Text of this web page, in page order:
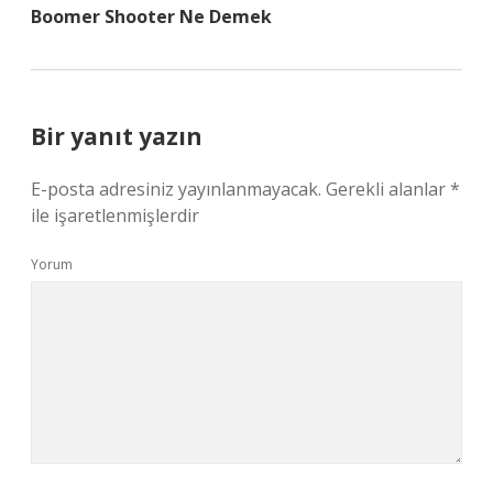
Boomer Shooter Ne Demek
Bir yanıt yazın
E-posta adresiniz yayınlanmayacak. Gerekli alanlar*
ile işaretlenmişlerdir
Yorum